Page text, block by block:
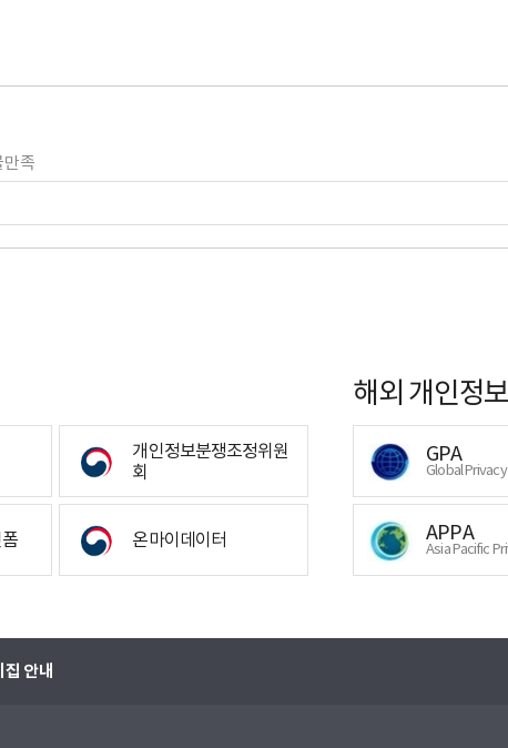
만족
개인정보분쟁조정위원
회
온마이데이터
해외 개인정
GPA
Global
APPA
Asia Pacific
집 안내